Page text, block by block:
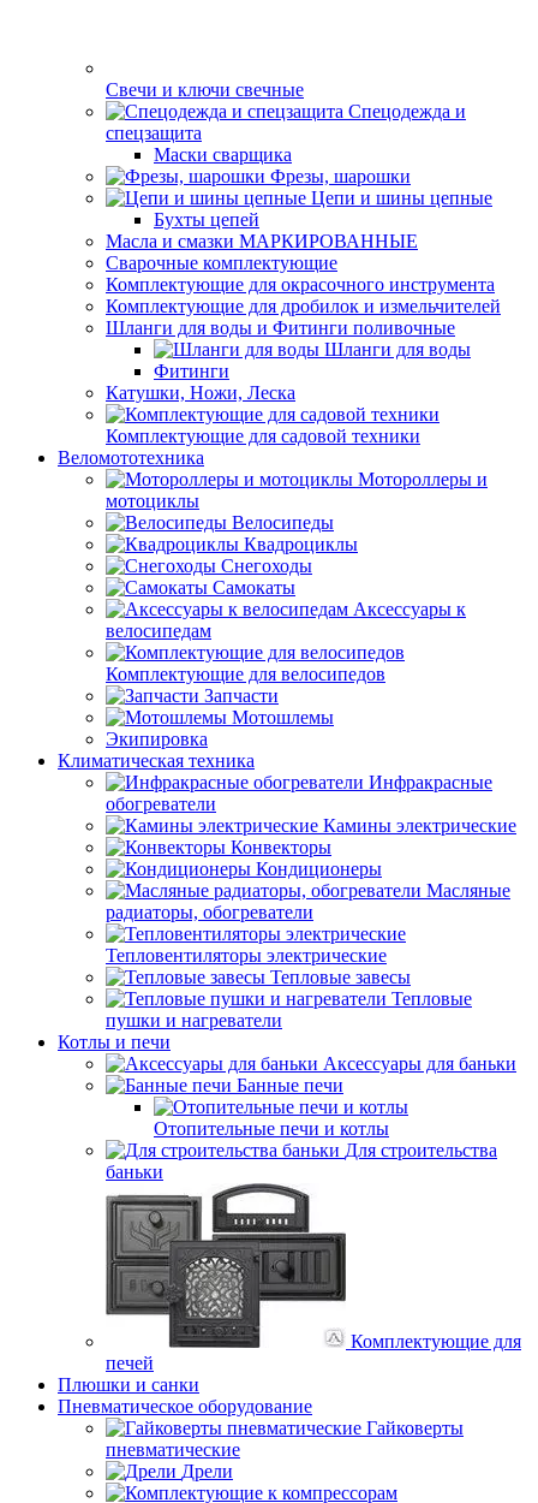
Свечи и ключи свечные
Спецодежда и
спецзащита
Маски сварщика
Фрезы, шарошки
Цепи и шины цепные
Бухты цепей
Масла и смазки МАРКИРОВАННЫЕ
Сварочные комплектующие
Комплектующие для окрасочного инструмента
Комплектующие для дробилок и измельчителей
Шланги для воды и Фитинги поливочные
Шланги для воды
Фитинги
Катушки, Ножи, Леска
Комплектующие для садовой техники
Веломототехника
Мотороллеры и
мотоциклы
Велосипеды
Квадроциклы
Снегоходы
Самокаты
Аксессуары к
велосипедам
Комплектующие для велосипедов
Запчасти
Мотошлемы
Экипировка
Климатическая техника
Инфракрасные
обогреватели
Камины электрические
Конвекторы
Кондиционеры
Масляные
радиаторы, обогреватели
Тепловентиляторы электрические
Тепловые завесы
Тепловые
пушки и нагреватели
Котлы и печи
Аксессуары для баньки
Банные печи
Отопительные печи и котлы
Для строительства
баньки
Комплектующие для
печей
Плюшки и санки
Пневматическое оборудование
Гайковерты
пневматические
Дрели